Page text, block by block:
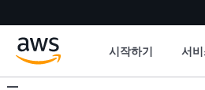
시작하기 서